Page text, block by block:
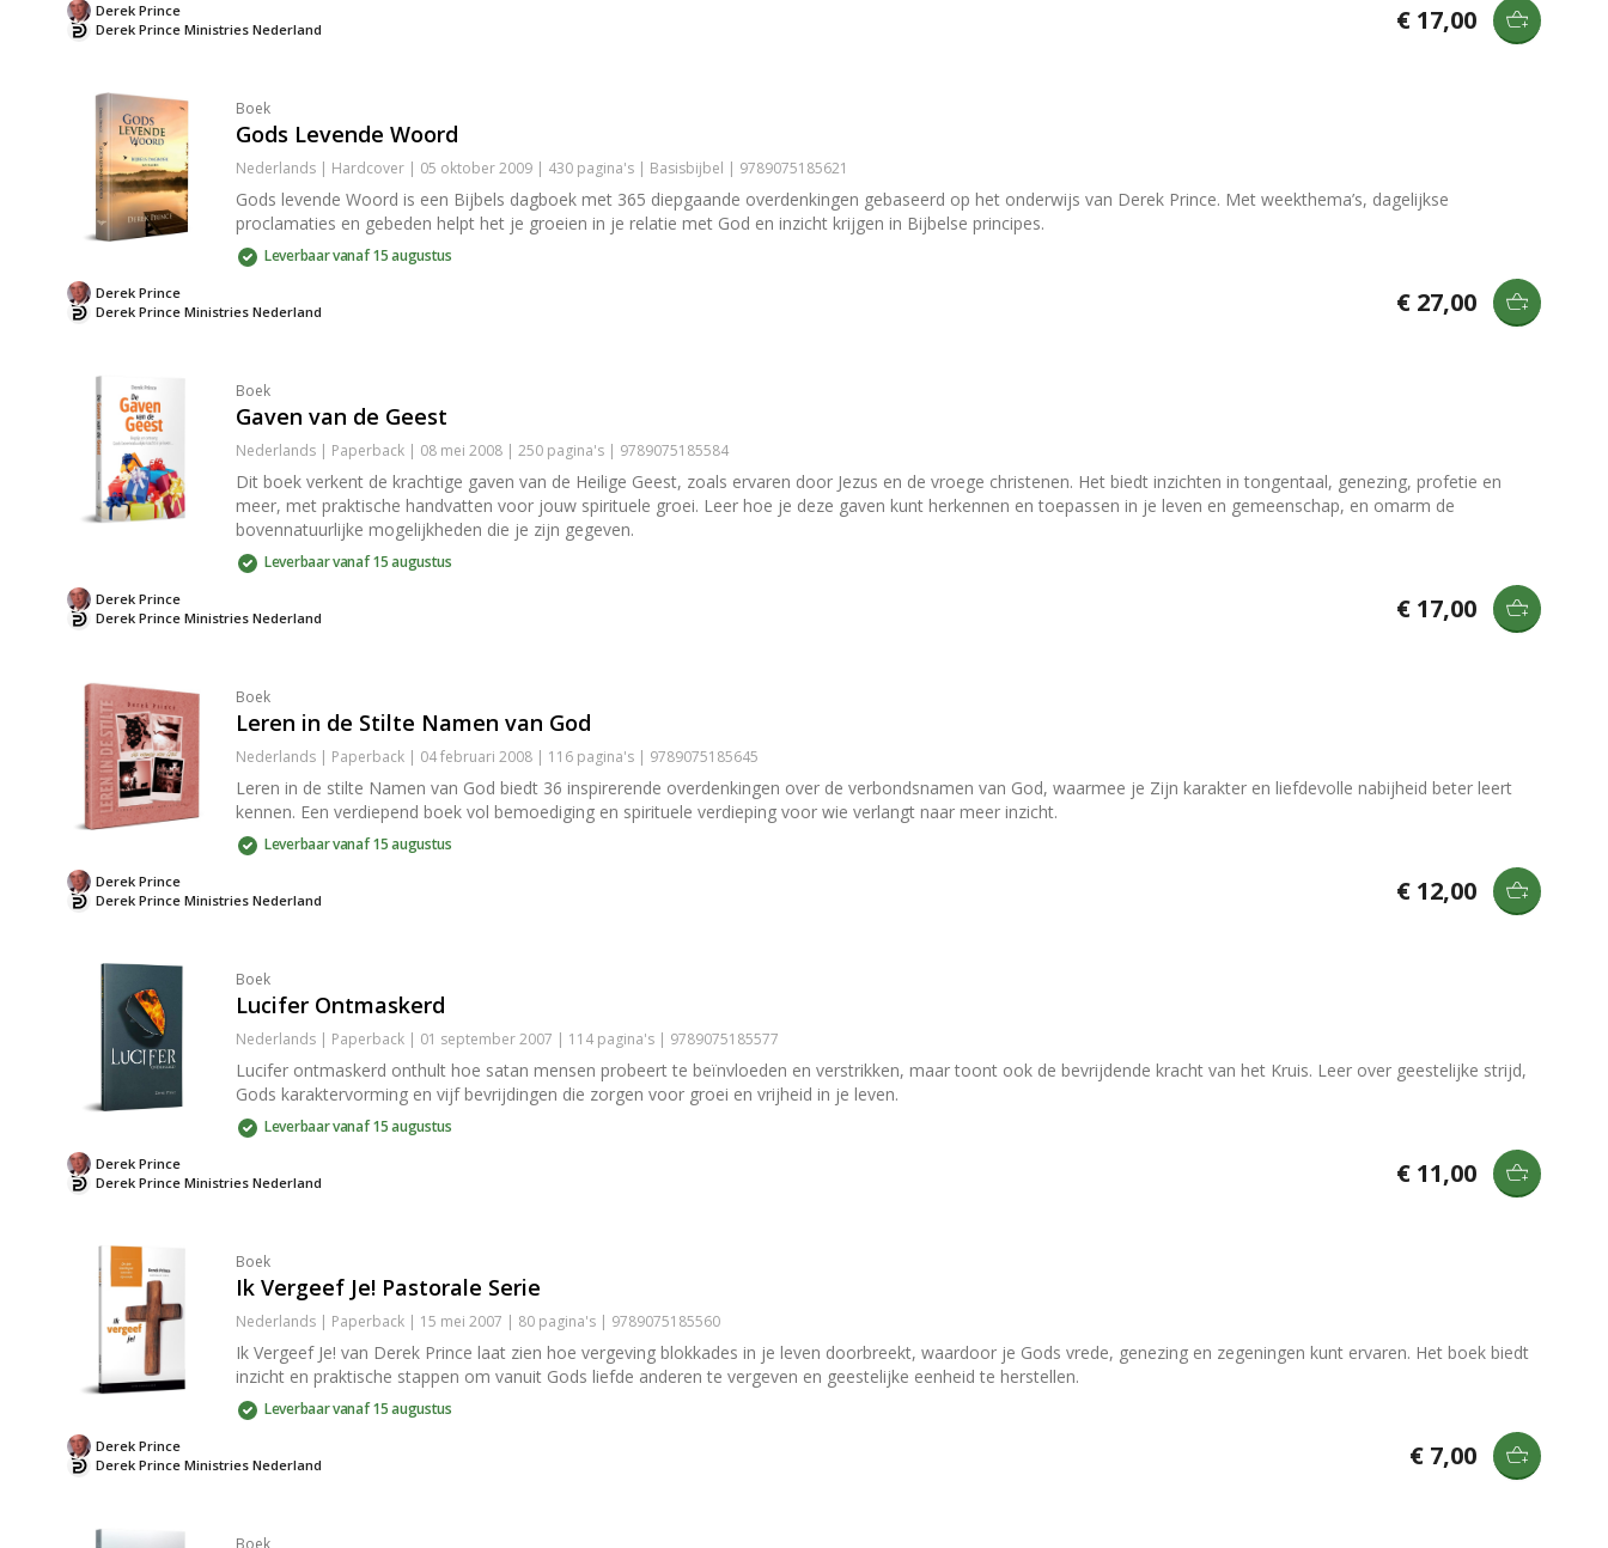
Derek Prince Ministries Nederland
Derek Prince € 17,00
Boek
Gods Levende Woord
Nederlands | Hardcover | 05 oktober 2009 | 430 pagina's | Basisbijbel | 9789075185621
Gods levende Woord is een Bijbels dagboek met 365 diepgaande overdenkingen gebaseerd op het onderwijs van Derek Prince. Met weekthema’s, dagelijkse
proclamaties en gebeden helpt het je groeien in je relatie met God en inzicht krijgen in Bijbelse principes.
Leverbaar vanaf 15 augustus
Derek Prince Ministries Nederland
Derek Prince € 27,00
Boek
Gaven van de Geest
Nederlands | Paperback | 08 mei 2008 | 250 pagina's | 9789075185584
Dit boek verkent de krachtige gaven van de Heilige Geest, zoals ervaren door Jezus en de vroege christenen. Het biedt inzichten in tongentaal, genezing, profetie en
meer, met praktische handvatten voor jouw spirituele groei. Leer hoe je deze gaven kunt herkennen en toepassen in je leven en gemeenschap, en omarm de
bovennatuurlijke mogelijkheden die je zijn gegeven.
Leverbaar vanaf 15 augustus
Derek Prince Ministries Nederland
Derek Prince € 17,00
Boek
Leren in de Stilte Namen van God
Nederlands | Paperback | 04 februari 2008 | 116 pagina's | 9789075185645
Leren in de stilte Namen van God biedt 36 inspirerende overdenkingen over de verbondsnamen van God, waarmee je Zijn karakter en liefdevolle nabijheid beter leert
kennen. Een verdiepend boek vol bemoediging en spirituele verdieping voor wie verlangt naar meer inzicht.
Leverbaar vanaf 15 augustus
Derek Prince Ministries Nederland
Derek Prince € 12,00
Boek
Lucifer Ontmaskerd
Nederlands | Paperback | 01 september 2007 | 114 pagina's | 9789075185577
Lucifer ontmaskerd onthult hoe satan mensen probeert te beïnvloeden en verstrikken, maar toont ook de bevrijdende kracht van het Kruis. Leer over geestelijke strijd,
Gods karaktervorming en vijf bevrijdingen die zorgen voor groei en vrijheid in je leven.
Leverbaar vanaf 15 augustus
Derek Prince Ministries Nederland
Derek Prince € 11,00
Boek
Ik Vergeef Je! Pastorale Serie
Nederlands | Paperback | 15 mei 2007 | 80 pagina's | 9789075185560
Ik Vergeef Je! van Derek Prince laat zien hoe vergeving blokkades in je leven doorbreekt, waardoor je Gods vrede, genezing en zegeningen kunt ervaren. Het boek biedt
inzicht en praktische stappen om vanuit Gods liefde anderen te vergeven en geestelijke eenheid te herstellen.
Leverbaar vanaf 15 augustus
Derek Prince Ministries Nederland
Derek Prince € 7,00
Boek